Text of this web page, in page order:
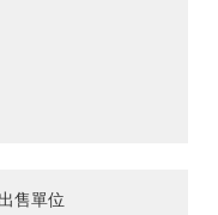
售單位